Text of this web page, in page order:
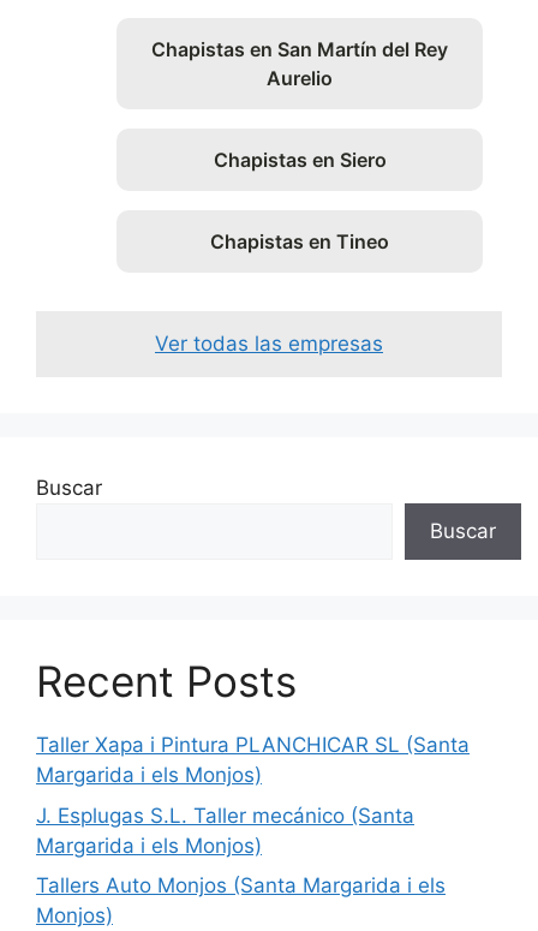
Chapistas en San Martín del Rey
Aurelio
Chapistas en Siero
Chapistas en Tineo
Ver todas las empresas
Buscar
Buscar
Recent Posts
Taller Xapa i Pintura PLANCHICAR SL (Santa
Margarida i els Monjos)
J. Esplugas S.L. Taller mecánico (Santa
Margarida i els Monjos)
Tallers Auto Monjos (Santa Margarida i els
Monjos)